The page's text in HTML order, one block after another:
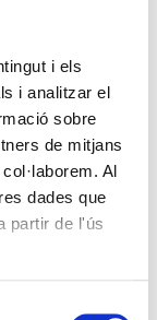
i els
i analitzar el
sobre
de mitjans
Al
dades que
partir de l'ús